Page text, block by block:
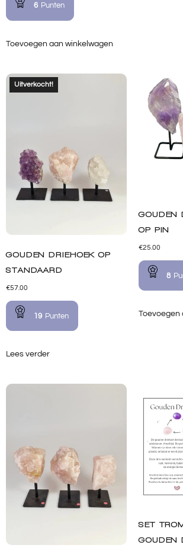
6 Punten
Toevoegen aan winkelwagen
Uitverkocht!
GOUDEN DRIEHOEK OP
STANDAARD
€57.00
19 Punten
Lees verder
GOUDEN
OP PIN
€25.00
8
Toevoegen
SET
GOUDEN